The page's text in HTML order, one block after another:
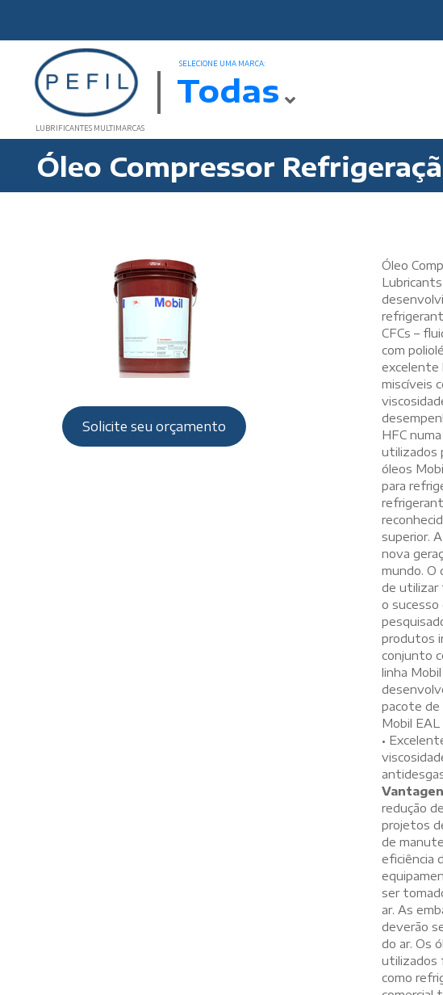
LUBRIFICANTES MULTIMARCAS
SELECIONE UMA MARCA:
Todas
Óleo Compressor
Solicite seu orçamento
Óleo
CFCs –
com
excelente
miscíveis
HFC
utilizados
óleos
para
superior.
nova
mundo. O
de utilizar
o
produtos
conjunto
linha
pacote de
Mobil
•
redução
projetos
de
eficiência
ser
ar. As
deverão
do ar. Os
utilizados
como